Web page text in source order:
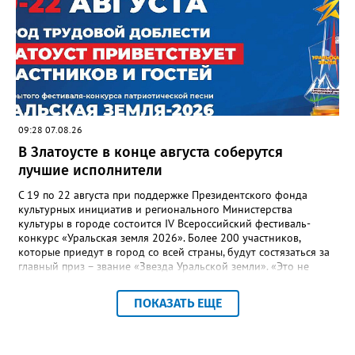
многоквартирного дома, отсутствовало взаимодействие с
ресурсоснабжающей организацией, ЕДДС и иными службами»,
— сообщила начальник Главного управления ГЖИ Ирина
Настенко. В следующий раз, рекомендовали в
Госжилинспекции, службы должны действовать слаженно. И
оперативно делиться информацией со всеми
заинтересованными – от поставщика тепла до конечных
потребителей.
09:28 07.08.26
В Златоусте в конце августа соберутся
лучшие исполнители
С 19 по 22 августа при поддержке Президентского фонда
культурных инициатив и регионального Министерства
культуры в городе состоится IV Всероссийский фестиваль-
конкурс «Уральская земля 2026». Более 200 участников,
которые приедут в город со всей страны, будут состязаться за
главный приз – звание «Звезда Уральской земли». «Это не
прослушивания участников, мастер-классы от ведущих
наставников, выступления победителей прошлых лет и
ПОКАЗАТЬ ЕЩЕ